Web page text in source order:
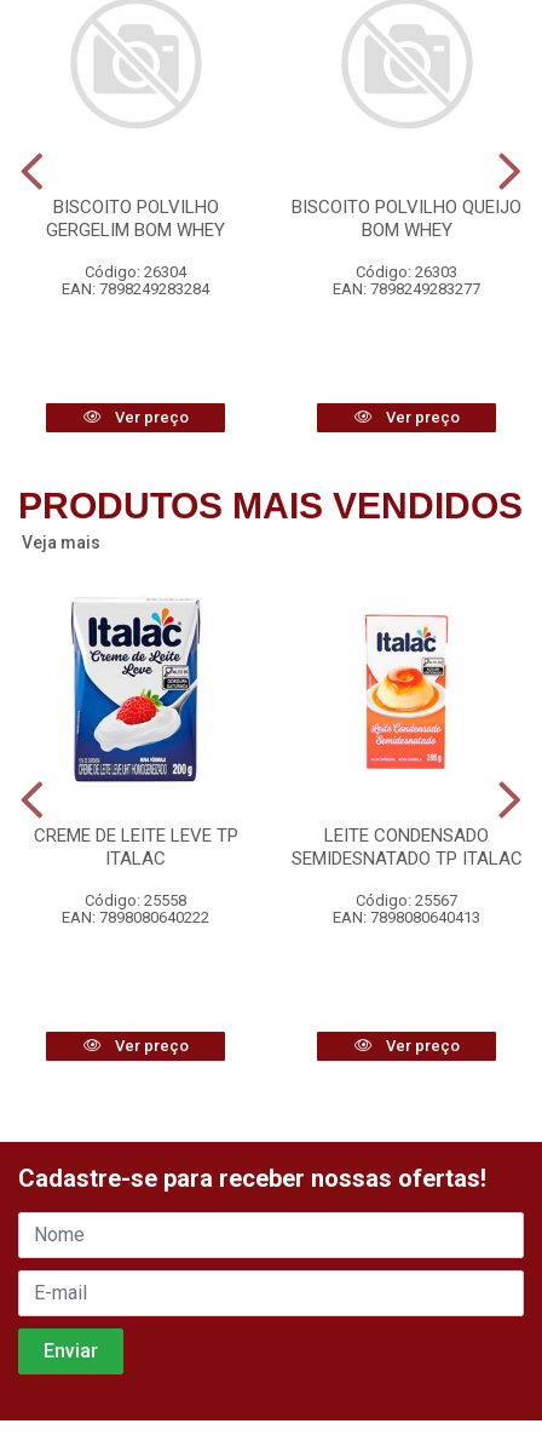
BISCOITO POLVILHO
GERGELIM BOM WHEY
Código: 26304
EAN: 7898249283284
Ver preço
BISCOITO POLVILHO QUEIJO
BOM WHEY
Código: 26303
EAN: 7898249283277
Ver preço
PRODUTOS MAIS VENDIDOS
Veja mais
CREME DE LEITE LEVE TP
ITALAC
Código: 25558
EAN: 7898080640222
Ver preço
LEITE CONDENSADO
SEMIDESNATADO TP ITALAC
Código: 25567
EAN: 7898080640413
Ver preço
Cadastre-se para receber nossas ofertas!